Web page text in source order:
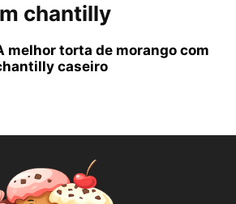
chantilly
melhor torta de morango com
caseiro